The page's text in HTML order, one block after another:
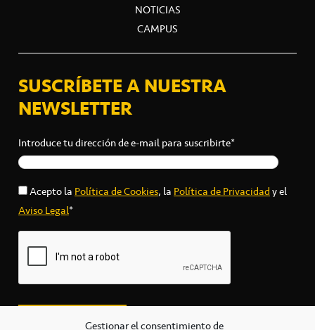
Gestionar el consentimiento de
NOTICIAS
CAMPUS
SUSCRÍBETE A NUESTRA
NEWSLETTER
Introduce tu dirección de e-mail para suscribirte*
Acepto laPolítica de Cookies, laPolítica de Privacidady el
Aviso Legal*